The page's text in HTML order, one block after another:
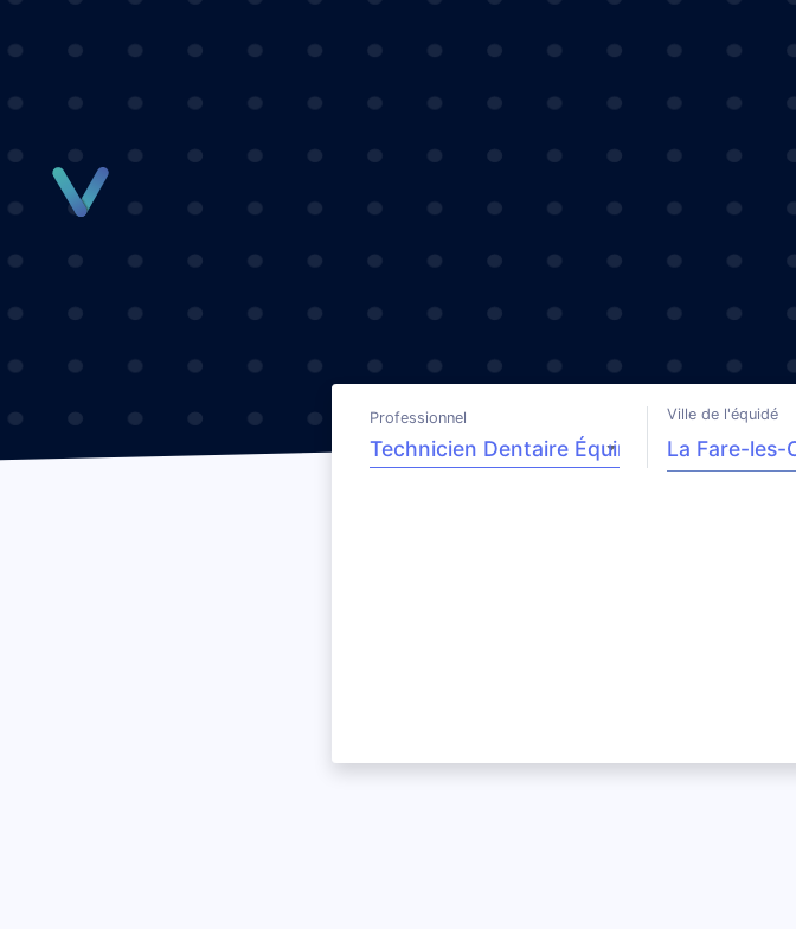
Professionnel Ville de l'équidé